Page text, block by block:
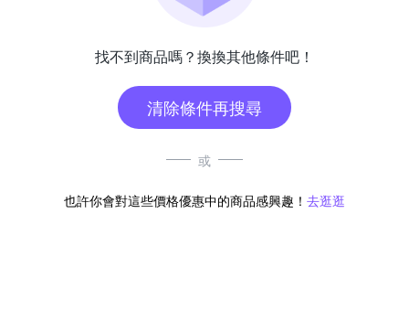
找不到商品嗎？換換其他條件吧！
清除條件再搜尋
或
也許你會對這些價格優惠中的商品感興趣！ 去逛逛